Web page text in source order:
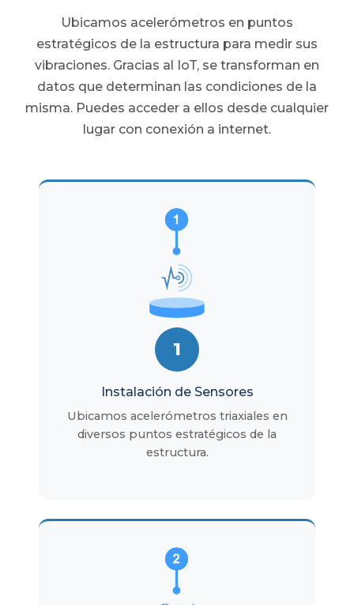
Ubicamos acelerómetros en puntos
estratégicos de la estructura para medir sus
vibraciones. Gracias al IoT, se transforman en
datos que determinan las condiciones de la
misma. Puedes acceder a ellos desde cualquier
lugar con conexión a internet.
1
Instalación de Sensores
Ubicamos acelerómetros triaxiales en
diversos puntos estratégicos de la
estructura.